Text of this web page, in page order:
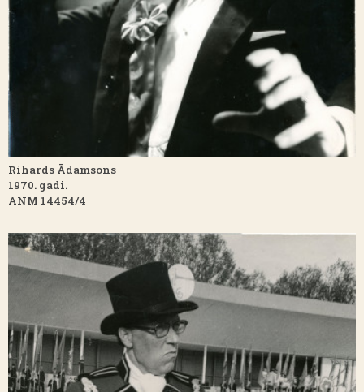
Rihards Ādamsons
1970. gadi.
ANM 14454/4